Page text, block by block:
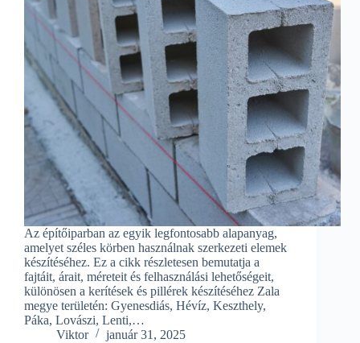
Az építőiparban az egyik legfontosabb alapanyag,
amelyet széles körben használnak szerkezeti elemek
készítéséhez. Ez a cikk részletesen bemutatja a
fajtáit, árait, méreteit és felhasználási lehetőségeit,
különösen a kerítések és pillérek készítéséhez Zala
megye területén: Gyenesdiás, Hévíz, Keszthely,
Páka, Lovászi, Lenti,…
Viktor
január 31, 2025